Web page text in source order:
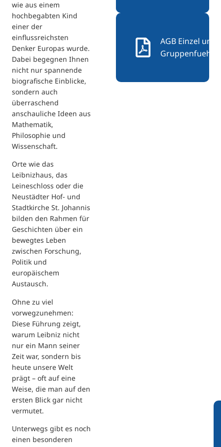
wie aus einem
hochbegabten Kind
einer der
einflussreichsten
Denker Europas wurde.
Dabei begegnen Ihnen
nicht nur spannende
biografische Einblicke,
sondern auch
überraschend
anschauliche Ideen aus
Mathematik,
Philosophie und
Wissenschaft.
Orte wie das
Leibnizhaus, das
Leineschloss oder die
Neustädter Hof- und
Stadtkirche St. Johannis
bilden den Rahmen für
Geschichten über ein
bewegtes Leben
zwischen Forschung,
Politik und
europäischem
Austausch.
Ohne zu viel
vorwegzunehmen:
Diese Führung zeigt,
warum Leibniz nicht
nur ein Mann seiner
Zeit war, sondern bis
heute unsere Welt
prägt – oft auf eine
Weise, die man auf den
ersten Blick gar nicht
vermutet.
Unterwegs gibt es noch
einen besonderen
AGB Einzel und